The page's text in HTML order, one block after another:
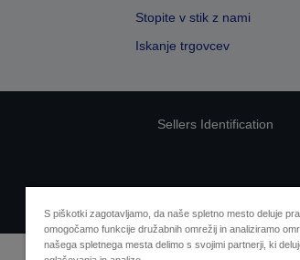
Stopite v stik z nami
Iskanje trgovcev
Sellers Identification
S piškotki zagotavljamo, da naše spletno mesto deluje
omogočamo funkcije družabnih omrežij in analiziramo
našega spletnega mesta delimo s svojimi partnerji, ki